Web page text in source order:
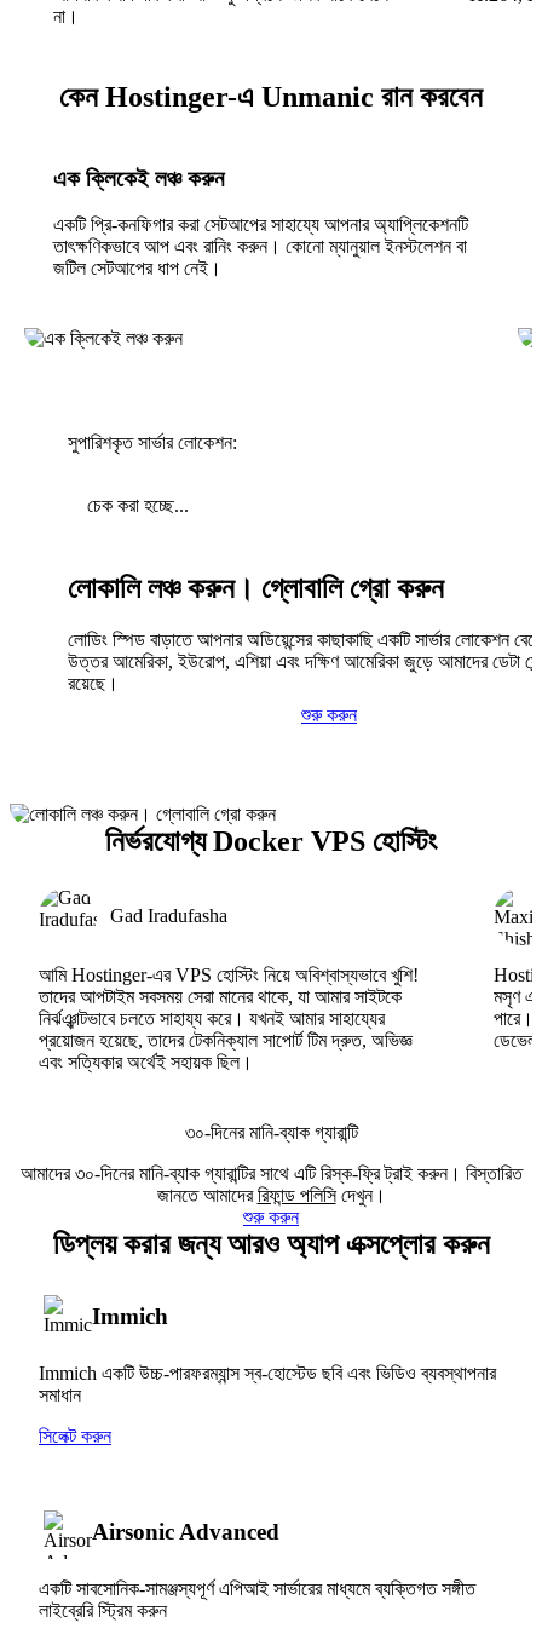
না।
কেন Hostinger-এ Unmanic রান করবেন
এক ক্লিকেই লঞ্চ করুন
একটি প্রি-কনফিগার করা সেটআপের সাহায্যে আপনার অ্যাপ্লিকেশনটি
তাৎক্ষণিকভাবে আপ এবং রানিং করুন। কোনো ম্যানুয়াল ইনস্টলেশন বা
জটিল সেটআপের ধাপ নেই।
সুপারিশকৃত সার্ভার লোকেশন:
চেক করা হচ্ছে...
লোকালি লঞ্চ করুন। গ্লোবালি গ্রো করুন
লোডিং স্পিড বাড়াতে আপনার অডিয়েন্সের কাছাকাছি একটি সার্ভার লোকেশন
উত্তর আমেরিকা, ইউরোপ, এশিয়া এবং দক্ষিণ আমেরিকা জুড়ে আমাদের ডেটা
রয়েছে।
শুরু করুন
নির্ভরযোগ্য Docker VPS হোস্টিং
Gad Iradufasha
আমি Hostinger-এর VPS হোস্টিং নিয়ে অবিশ্বাস্যভাবে খুশি!
তাদের আপটাইম সবসময় সেরা মানের থাকে, যা আমার সাইটকে
নির্ঝঞ্ঝাটভাবে চলতে সাহায্য করে। যখনই আমার সাহায্যের
প্রয়োজন হয়েছে, তাদের টেকনিক্যাল সাপোর্ট টিম দ্রুত, অভিজ্ঞ
এবং সত্যিকার অর্থেই সহায়ক ছিল।
মসৃণ
৩০-দিনের মানি-ব্যাক গ্যারান্টি
আমাদের ৩০-দিনের মানি-ব্যাক গ্যারান্টির সাথে এটি রিস্ক-ফ্রি ট্রাই করুন। বিস্তারিত
জানতে আমাদেররিফান্ড পলিসিদেখুন।
শুরু করুন
ডিপ্লয় করার জন্য আরও অ্যাপ এক্সপ্লোর করুন
Immich
Immich একটি উচ্চ-পারফরম্যান্স স্ব-হোস্টেড ছবি এবং ভিডিও ব্যবস্থাপনার
সমাধান
সিলেক্ট করুন
Airsonic Advanced
একটি সাবসোনিক-সামঞ্জস্যপূর্ণ এপিআই সার্ভারের মাধ্যমে ব্যক্তিগত সঙ্গীত
লাইব্রেরি স্ট্রিম করুন